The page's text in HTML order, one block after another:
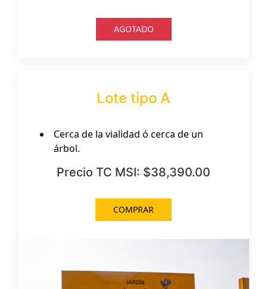
AGOTADO
Lote tipo A
Cerca de la vialidad ó cerca de un
árbol.
Precio TC MSI: $38,390.00
COMPRAR